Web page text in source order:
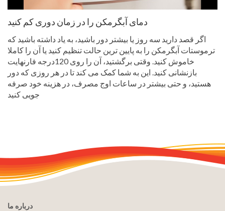
دمای آبگرمکن را در زمان دوری کم کنید
اگر قصد دارید سه روز یا بیشتر دور باشید، به یاد داشته باشید که
ترموستات آبگرمکن را به پایین ترین حالت تنظیم کنید یا آن را کاملا
خاموش کنید. وقتی برگشتید، آن را روی 120درجه فارنهایت
بازنشانی کنید. این به شما کمک می کند تا در هر روزی که دور
هستید، و حتی بیشتر در ساعات اوج مصرف، در هزینه خود صرفه
جویی کنید
درباره ما